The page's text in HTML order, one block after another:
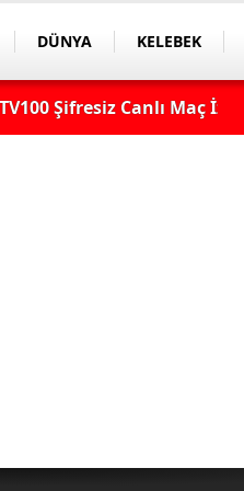
DÜNYA KELEBEK
Şifresiz Canlı Maç İzle